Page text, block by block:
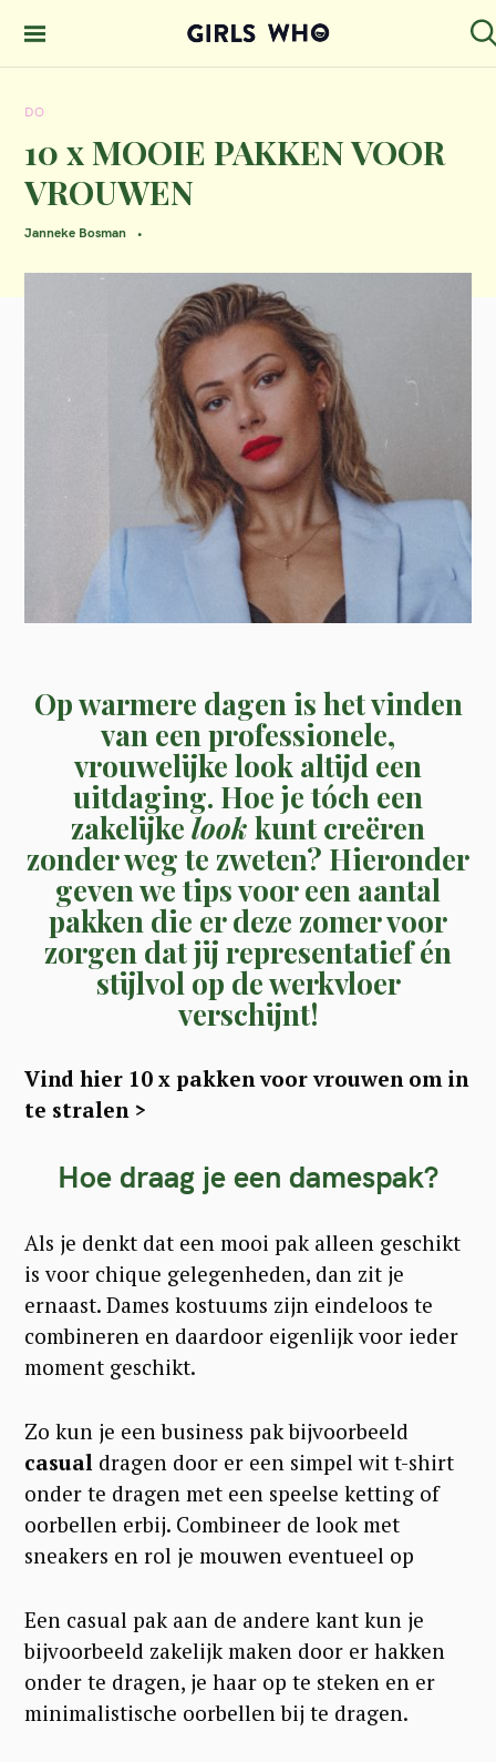
GIRLS WHO
DO
10 x MOOIE PAKKEN VOOR
VROUWEN
Janneke Bosman
Op warmere dagen is het vinden
van een professionele,
vrouwelijke look altijd een
uitdaging. Hoe je tóch een
zakelijke look kunt creëren
zonder weg te zweten? Hieronder
geven we tips voor een aantal
pakken die er deze zomer voor
zorgen dat jij representatief én
stijlvol op de werkvloer
verschijnt!
Vind hier 10 x pakken voor vrouwen om in
te stralen >
Hoe draag je een damespak?
Als je denkt dat een mooi pak alleen geschikt
is voor chique gelegenheden, dan zit je
ernaast. Dames kostuums zijn eindeloos te
combineren en daardoor eigenlijk voor ieder
moment geschikt.
Zo kun je een business pak bijvoorbeeld
casual dragen door er een simpel wit t-shirt
onder te dragen met een speelse ketting of
oorbellen erbij. Combineer de look met
sneakers en rol je mouwen eventueel op
Een casual pak aan de andere kant kun je
bijvoorbeeld zakelijk maken door er hakken
onder te dragen, je haar op te steken en er
minimalistische oorbellen bij te dragen.